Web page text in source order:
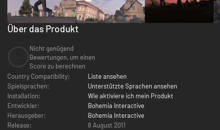
Über das Produkt
Nicht genügend
Bewertungen, um einen
Score zu berechnen
Country Compatibility:
Liste ansehen
Spielsprachen:
Unterstützte Sprachen ansehen
Installation:
Wie aktiviere ich mein Produkt
Entwickler:
Bohemia Interactive
Herausgeber:
Bohemia Interactive
Release:
8 August 2011